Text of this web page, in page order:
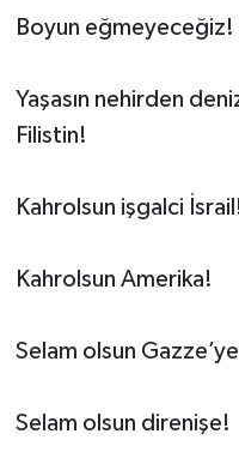
Boyun eğmeyeceğiz!
Yaşasın nehirden
Filistin!
Kahrolsun işgalci
Kahrolsun Amerika!
Selam olsun
Selam olsun direnişe!